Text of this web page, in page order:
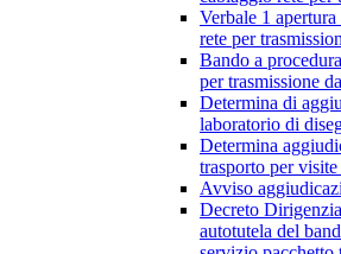
Verbale 1
rete per
Bando a
per trasmissione
Determina di
laboratorio di
Determina
trasporto per
Avviso
Decreto
autotutela del